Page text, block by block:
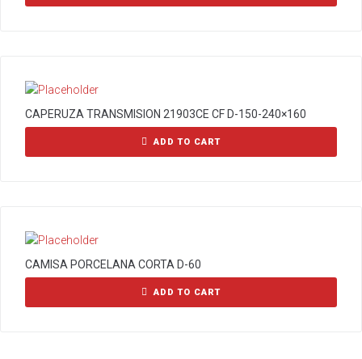
CAPERUZA TRANSMISION 21903CE CF D-150-240×160
ADD TO CART
CAMISA PORCELANA CORTA D-60
ADD TO CART